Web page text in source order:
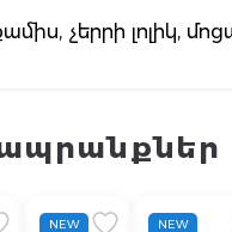
չերրի լոլիկ,
NEW NEW